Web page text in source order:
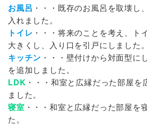
お風呂 ・・・既存のお風呂を取壊し
入れました。
トイレ ・・・将来のことを考え、ト
大きくし、入り口を引戸にしました。
キッチン ・・・壁付けから対面型に
を追加しました。
LDK ・・・和室と広縁だった部屋を
ました。
寝室 ・・・和室と広縁だった部屋を
た。